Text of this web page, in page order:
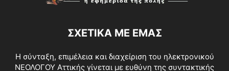
ΣΧΕΤΙΚΑ ΜΕ ΕΜΑΣ
Η σύνταξη, επιμέλεια και διαχείριση του ηλεκτρονικού
ΝΕΟΛΟΓΟΥ Αττικής γίνεται με ευθύνη της συντακτικής